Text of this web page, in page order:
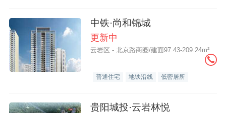
中铁·尚和锦城
更新中
云岩区 - 北京路商圈/建面97.43-209.24m²
普通住宅 地铁沿线 低密居所
贵阳城投·云岩林悦